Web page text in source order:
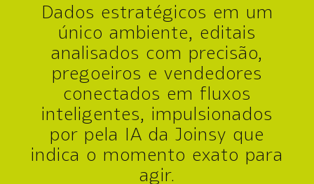
Dados estratégicos em um
único ambiente, editais
analisados com precisão,
pregoeiros e vendedores
conectados em fluxos
inteligentes, impulsionados
por pela IA da Joinsy que
indica o momento exato para
agir.